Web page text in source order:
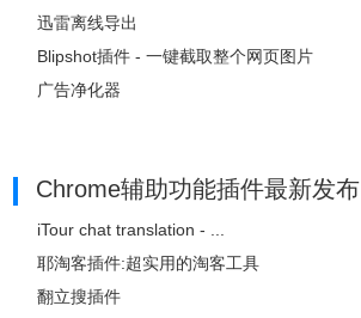
迅雷离线导出
Blipshot插件 - 一键截取整个网页图片
广告净化器
Chrome辅助功能插件最新发布
iTour chat translation - ...
耶淘客插件:超实用的淘客工具
翻立搜插件